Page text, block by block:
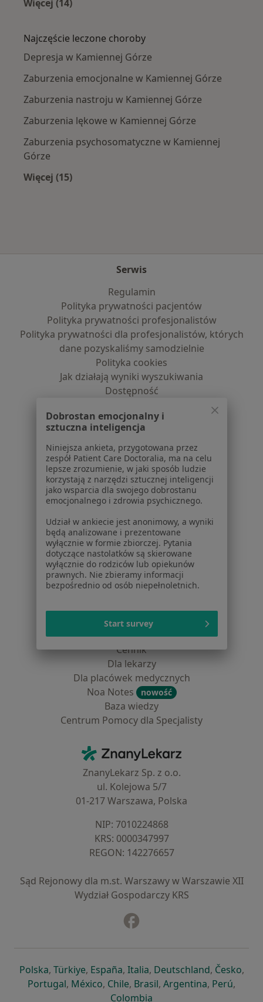
Więcej (14)
Najczęście leczone choroby
Depresja w Kamiennej Górze
Zaburzenia emocjonalne w Kamiennej Górze
Zaburzenia nastroju w Kamiennej Górze
Zaburzenia lękowe w Kamiennej Górze
Zaburzenia psychosomatyczne w Kamiennej
Górze
Więcej (15)
Serwis
Regulamin
Polityka prywatności pacjentów
Polityka prywatności profesjonalistów
Polityka prywatności dla profesjonalistów, których
dane pozyskaliśmy samodzielnie
Polityka cookies
Jak działają wyniki wyszukiwania
Dostępność
Praca Rekrutujemy!
Partnerzy
Centrum prasowe
Kontakt
Dla pacjentów
Lekarze
Placówki medyczne
Pytania i odpowiedzi
Usługi i zabiegi
Choroby
Pomoc
Aplikacje mobilne
Dla profesjonalistów
Cennik
Dla lekarzy
Dla placówek medycznych
Noa Notes
nowość
Baza wiedzy
Centrum Pomocy dla Specjalisty
ZnanyLekarz - Strona główna
ZnanyLekarz Sp. z o.o.
ul. Kolejowa 5/7
01-217 Warszawa, Polska
NIP: ⁠7010224868
KRS: ⁠0000347997
REGON: ⁠142276657
Sąd Rejonowy dla m.st. Warszawy w Warszawie XII
Wydział Gospodarczy KRS
Polskaotwiera się w nowej karcie
, Türkiyeotwiera się w nowej karcie
, Españaotwiera się w nowej karcie
, Italiaotwiera się w nowej
, Deutschlandotwiera się
, Česko,
Portugalotwiera się w nowej karcie
, Méxicootwiera się w nowej karcie
, Chileotwiera się w nowej karcie
, Brasilotwiera się w nowej
, Argentinaotwiera się
, Perú,
Colombia
Dobrostan emocjonalny i
sztuczna inteligencja
Niniejsza ankieta, przygotowana przez
zespół Patient Care Doctoralia, ma na celu
lepsze zrozumienie, w jaki sposób ludzie
korzystają z narzędzi sztucznej inteligencji
jako wsparcia dla swojego dobrostanu
emocjonalnego i zdrowia psychicznego.
Udział w ankiecie jest anonimowy, a wyniki
będą analizowane i prezentowane
wyłącznie w formie zbiorczej. Pytania
dotyczące nastolatków są skierowane
wyłącznie do rodziców lub opiekunów
prawnych. Nie zbieramy informacji
bezpośrednio od osób niepełnoletnich.
Start survey